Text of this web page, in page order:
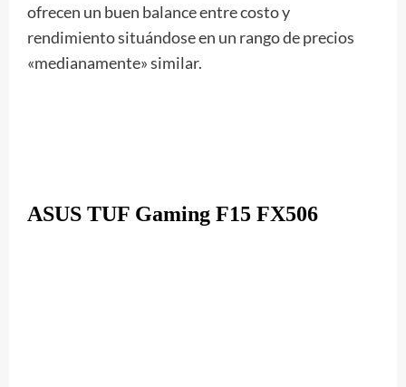
ofrecen un buen balance entre costo y
rendimiento situándose en un rango de precios
«medianamente» similar.
ASUS TUF Gaming F15 FX506